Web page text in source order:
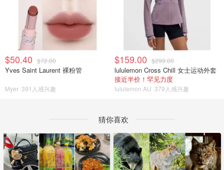
$50.40 $72.00
Yves Saint Laurent 裸粉管
Myer 391人感兴趣
$159.00 $299.00
lululemon Cross Chill 女士运动外套
接近半价！罕见力度
lululemon AU 379人感兴趣
猜你喜欢